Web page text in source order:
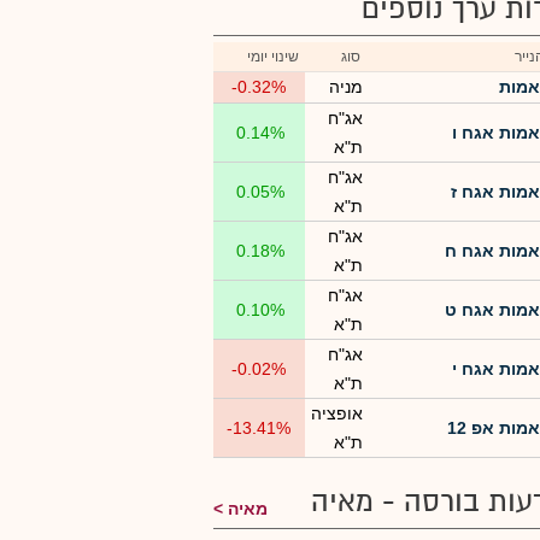
ערך נוספים
סוג שינוי יומי
אמות מניה -0.32%
אמות אגח ו
אג"ח
ת"א
0.14%
אמות אגח ז
אג"ח
ת"א
0.05%
אמות אגח ח
אג"ח
ת"א
0.18%
אמות אגח ט
אג"ח
ת"א
0.10%
אמות אגח י
אג"ח
ת"א
-0.02%
אמות אפ 12
אופציה
ת"א
-13.41%
בורסה - מאיה מאיה